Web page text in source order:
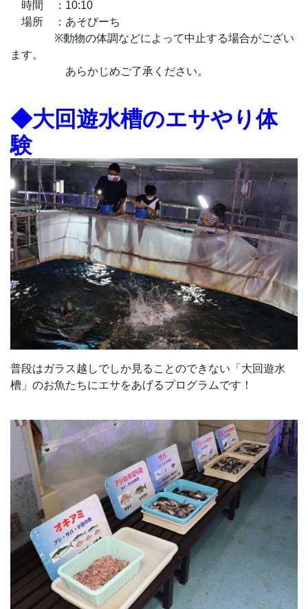
時間 ：10:10
場所 ：あそびーち
※動物の体調などによって中止する場合がござい
ます。
あらかじめご了承ください。
◆大回遊水槽のエサやり体
験
普段はガラス越しでしか見ることのできない「大回遊水
槽」のお魚たちにエサをあげるプログラムです！